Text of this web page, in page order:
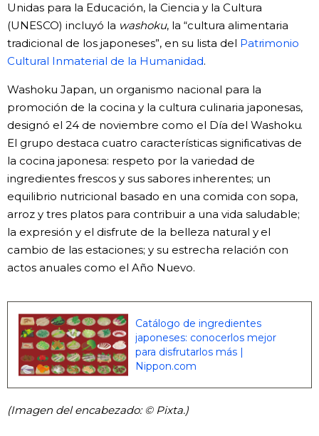
Unidas para la Educación, la Ciencia y la Cultura
(UNESCO) incluyó la washoku, la “cultura alimentaria
tradicional de los japoneses”, en su lista del Patrimonio
Cultural Inmaterial de la Humanidad.
Washoku Japan, un organismo nacional para la
promoción de la cocina y la cultura culinaria japonesas,
designó el 24 de noviembre como el Día del Washoku.
El grupo destaca cuatro características significativas de
la cocina japonesa: respeto por la variedad de
ingredientes frescos y sus sabores inherentes; un
equilibrio nutricional basado en una comida con sopa,
arroz y tres platos para contribuir a una vida saludable;
la expresión y el disfrute de la belleza natural y el
cambio de las estaciones; y su estrecha relación con
actos anuales como el Año Nuevo.
Catálogo de ingredientes
japoneses: conocerlos mejor
para disfrutarlos más |
Nippon.com
(Imagen del encabezado: © Pixta.)